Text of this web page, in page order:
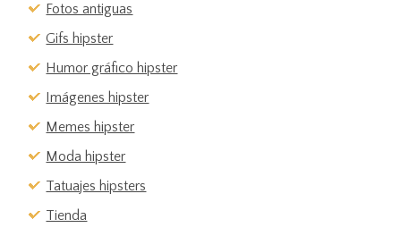
Fotos antiguas
Gifs hipster
Humor gráfico hipster
Imágenes hipster
Memes hipster
Moda hipster
Tatuajes hipsters
Tienda